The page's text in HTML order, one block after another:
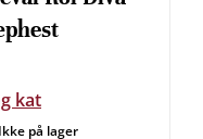
kat
Ikke på lager